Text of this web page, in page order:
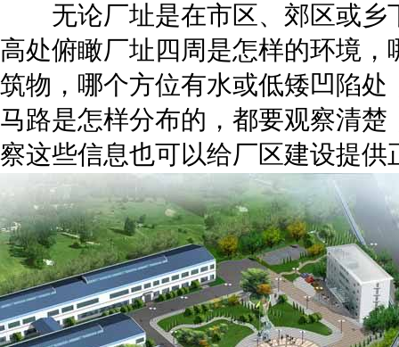
无论厂址是在市区、郊区或乡
高处俯瞰厂址四周是怎样的环境
筑物，哪个方位有水或低矮凹陷
马路是怎样分布的，都要观察清
察这些信息也可以给厂区建设提供